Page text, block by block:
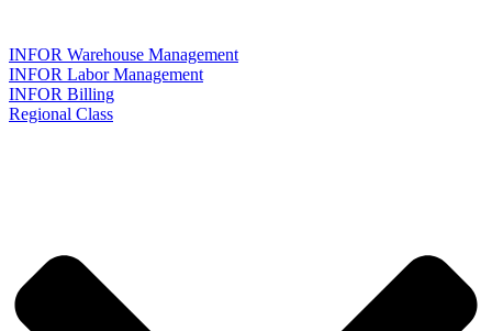
INFOR Warehouse Management
INFOR Labor Management
INFOR Billing
Regional Class